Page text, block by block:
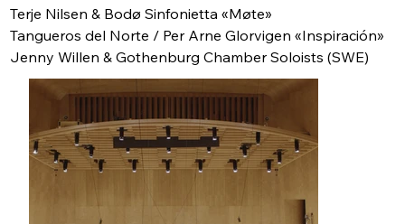
Terje Nilsen & Bodø Sinfonietta «Møte»
Tangueros del Norte / Per Arne Glorvigen «Inspiración»
Jenny Willen & Gothenburg Chamber Soloists (SWE)